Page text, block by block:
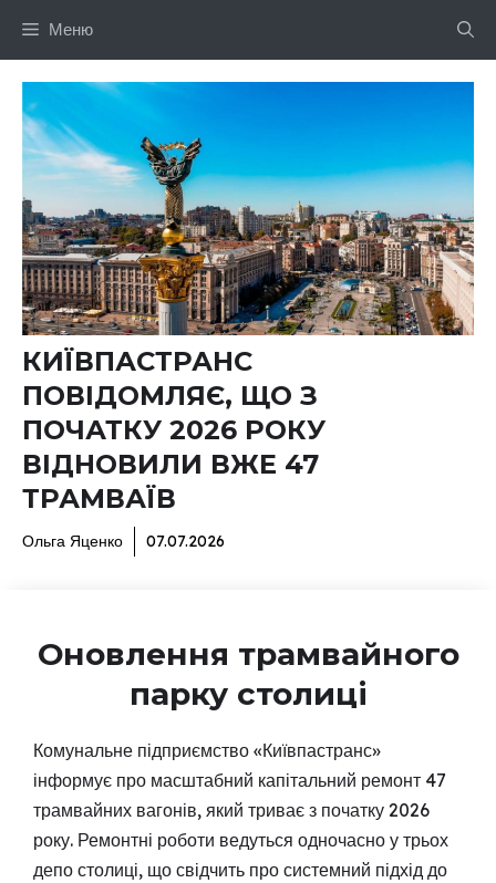
Меню
КИЇВПАСТРАНС
ПОВІДОМЛЯЄ, ЩО З
ПОЧАТКУ 2026 РОКУ
ВІДНОВИЛИ ВЖЕ 47
ТРАМВАЇВ
Ольга Яценко 07.07.2026
Оновлення трамвайного
парку столиці
Комунальне підприємство «Київпастранс»
інформує про масштабний капітальний ремонт 47
трамвайних вагонів, який триває з початку 2026
року. Ремонтні роботи ведуться одночасно у трьох
депо столиці, що свідчить про системний підхід до